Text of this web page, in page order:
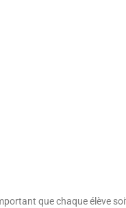
que chaque élève